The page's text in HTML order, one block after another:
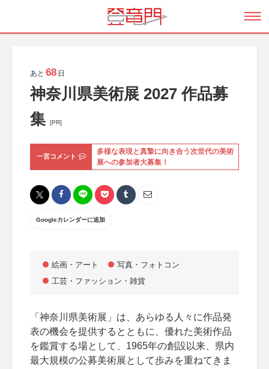
あと 68 日
神奈川県美術展 2027 作品募
集
[PR]
一言コメント
多様な表現と真摯に向き合う次世代の美術
展への参加者大募集！
Googleカレンダーに追加
絵画・アート
写真・フォトコン
工芸・ファッション・雑貨
「神奈川県美術展」は、あらゆる人々に作品発
表の機会を提供するとともに、優れた美術作品
を鑑賞する場として、1965年の創設以来、県内
最大規模の公募美術展として歩みを重ねてきま